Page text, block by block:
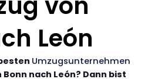
León
Umzugsunternehmen
nach León? Dann bist